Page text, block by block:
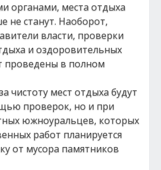
органами, места отдыха
не станут. Наоборот,
власти, проверки
и оздоровительных
проведены в полном
чистоту мест отдыха будут
проверок, но и при
южноуральцев, которых
работ планируется
от мусора памятников